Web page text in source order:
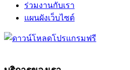
ร่วมงานกับเรา
แผนผังเว็บไซต์